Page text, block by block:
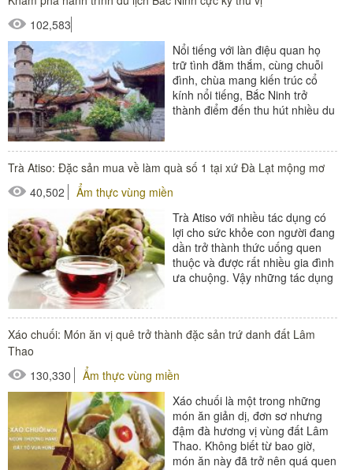
102,583
Nổi tiếng với làn điệu quan họ
trữ tình đằm thắm, cùng chuỗi
đình, chùa mang kiến trúc cổ
kính nổi tiếng, Bắc Ninh trở
thành điểm đến thu hút nhiều du
Trà Atiso: Đặc sản mua về làm quà số 1 tại xứ Đà Lạt mộng mơ
40,502
Ẩm thực vùng miền
Trà Atiso với nhiều tác dụng có
lợi cho sức khỏe con người đang
dần trở thành thức uống quen
thuộc và được rất nhiều gia đình
ưa chuộng. Vậy những tác dụng
Xáo chuối: Món ăn vị quê trở thành đặc sản trứ danh đất Lâm
Thao
130,330
Ẩm thực vùng miền
Xáo chuối là một trong những
món ăn giản dị, đơn sơ nhưng
đậm đà hương vị vùng đất Lâm
Thao. Không biết từ bao giờ,
món ăn này đã trở nên quá quen